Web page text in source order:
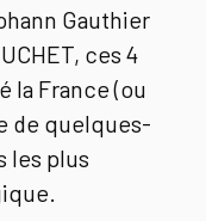
Gauthier
ces 4
la France (ou
de quelques-
les plus